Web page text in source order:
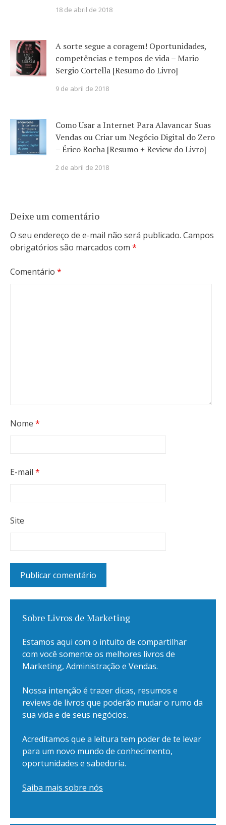
18 de abril de 2018
A sorte segue a coragem! Oportunidades,
competências e tempos de vida – Mario
Sergio Cortella [Resumo do Livro]
9 de abril de 2018
Como Usar a Internet Para Alavancar Suas
Vendas ou Criar um Negócio Digital do Zero
– Érico Rocha [Resumo + Review do Livro]
2 de abril de 2018
Deixe um comentário
O seu endereço de e-mail não será publicado. Campos
obrigatórios são marcados com *
Comentário *
Nome *
E-mail *
Site
Sobre Livros de Marketing
Estamos aqui com o intuito de compartilhar
com você somente os melhores livros de
Marketing, Administração e Vendas.
Nossa intenção é trazer dicas, resumos e
reviews de livros que poderão mudar o rumo da
sua vida e de seus negócios.
Acreditamos que a leitura tem poder de te levar
para um novo mundo de conhecimento,
oportunidades e sabedoria.
Saiba mais sobre nós